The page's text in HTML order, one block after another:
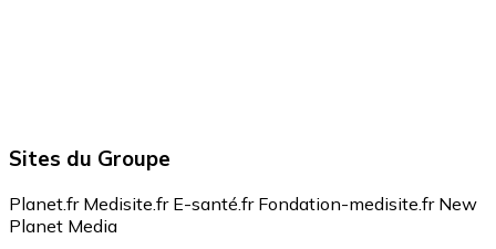
Sites du Groupe
Planet.fr Medisite.fr E-santé.fr Fondation-medisite.fr New
Planet Media